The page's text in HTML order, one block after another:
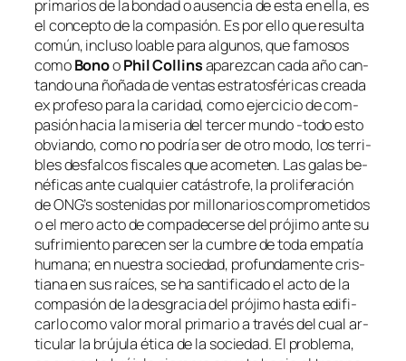
pri­ma­rios de la bon­dad o au­sen­cia de es­ta en ella, es
el con­cep­to de la com­pa­sión. Es por ello que re­sul­ta
co­mún, in­clu­so loa­ble pa­ra al­gu­nos, que fa­mo­sos
co­moBonooPhil Collinsapa­rez­can ca­da año can­
tan­do una ño­ña­da de ven­tas es­tra­tos­fé­ri­cas crea­da
ex pro­fe­sopa­ra la ca­ri­dad, co­mo ejer­ci­cio de com­
pa­sión ha­cia la mi­se­ria del ter­cer mun­do ‑to­do es­to
ob­vian­do, co­mo no po­dría ser de otro mo­do, los te­rri­
bles des­fal­cos fis­ca­les que aco­me­ten. Las ga­las be­
né­fi­cas an­te cual­quier ca­tás­tro­fe, la pro­li­fe­ra­ción
deONG’ssos­te­ni­das por mi­llo­na­rios com­pro­me­ti­dos
o el me­ro ac­to de com­pa­de­cer­se del pró­ji­mo an­te su
su­fri­mien­to pa­re­cen ser la cum­bre de to­da em­pa­tía
hu­ma­na; en nues­tra so­cie­dad, pro­fun­da­men­te cris­
tia­na en sus raí­ces, se ha san­ti­fi­ca­do el ac­to de la
com­pa­sión de la des­gra­cia del pró­ji­mo has­ta edi­fi­
car­lo co­mo va­lor mo­ral pri­ma­rio a tra­vés del cual ar­
ti­cu­lar la brú­ju­la éti­ca de la so­cie­dad. El pro­ble­ma,